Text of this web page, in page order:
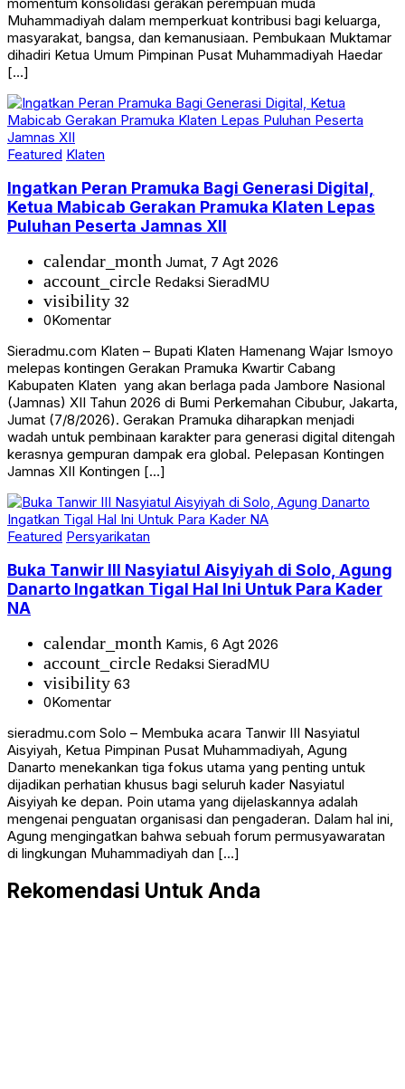
Muhammadiyah dalam memperkuat kontribusi bagi keluarga,
masyarakat, bangsa, dan kemanusiaan. Pembukaan Muktamar
dihadiri Ketua Umum Pimpinan Pusat Muhammadiyah Haedar
[…]
Featured Klaten
Ingatkan Peran Pramuka Bagi Generasi Digital,
Ketua Mabicab Gerakan Pramuka Klaten Lepas
Puluhan Peserta Jamnas XII
calendar_month Jumat, 7 Agt 2026
account_circle Redaksi SieradMU
visibility 32
0Komentar
Sieradmu.com Klaten – Bupati Klaten Hamenang Wajar Ismoyo
melepas kontingen Gerakan Pramuka Kwartir Cabang
Kabupaten Klaten yang akan berlaga pada Jambore Nasional
(Jamnas) XII Tahun 2026 di Bumi Perkemahan Cibubur, Jakarta,
Jumat (7/8/2026). Gerakan Pramuka diharapkan menjadi
wadah untuk pembinaan karakter para generasi digital ditengah
kerasnya gempuran dampak era global. Pelepasan Kontingen
Jamnas XII Kontingen […]
Featured Persyarikatan
Buka Tanwir III Nasyiatul Aisyiyah di Solo, Agung
Danarto Ingatkan Tigal Hal Ini Untuk Para Kader
NA
calendar_month Kamis, 6 Agt 2026
account_circle Redaksi SieradMU
visibility 63
0Komentar
sieradmu.com Solo – Membuka acara Tanwir III Nasyiatul
Aisyiyah, Ketua Pimpinan Pusat Muhammadiyah, Agung
Danarto menekankan tiga fokus utama yang penting untuk
dijadikan perhatian khusus bagi seluruh kader Nasyiatul
Aisyiyah ke depan. Poin utama yang dijelaskannya adalah
mengenai penguatan organisasi dan pengaderan. Dalam hal ini,
Agung mengingatkan bahwa sebuah forum permusyawaratan
di lingkungan Muhammadiyah dan […]
Rekomendasi Untuk Anda